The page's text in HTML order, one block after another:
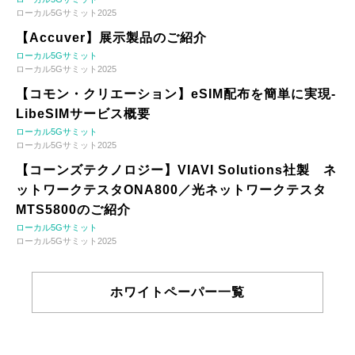
ローカル5Gサミット2025
【Accuver】展示製品のご紹介
ローカル5Gサミット
ローカル5Gサミット2025
【コモン・クリエーション】eSIM配布を簡単に実現-
LibeSIMサービス概要
ローカル5Gサミット
ローカル5Gサミット2025
【コーンズテクノロジー】VIAVI Solutions社製 ネ
ットワークテスタONA800／光ネットワークテスタ
MTS5800のご紹介
ローカル5Gサミット
ローカル5Gサミット2025
ホワイトペーパー一覧